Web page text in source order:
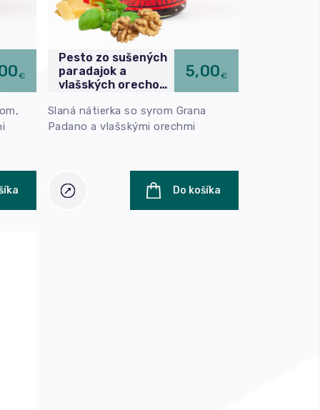
€
Pesto zo sušených
paradajok a
vlašských orechov
5,00€
Slaná nátierka so syrom Grana
Padano a vlašskými orechmi
Do košíka